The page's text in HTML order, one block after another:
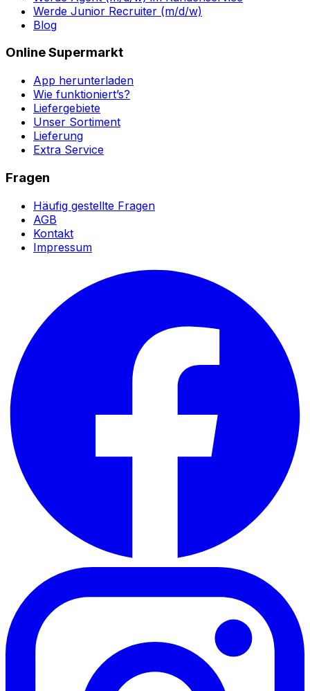
Werde Junior Recruiter (m/d/w)
Blog
Online Supermarkt
App herunterladen
Wie funktioniert’s?
Liefergebiete
Unser Sortiment
Lieferung
Extra Service
Fragen
Häufig gestellte Fragen
AGB
Kontakt
Impressum